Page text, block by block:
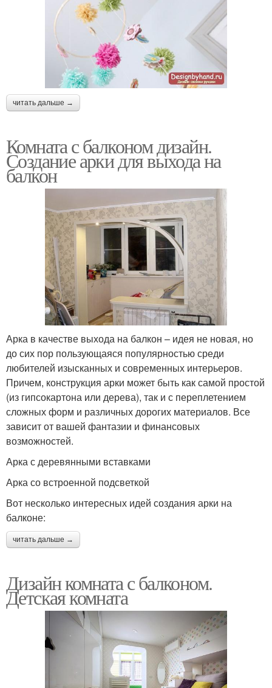
читать дальше →
Комната с балконом дизайн.
Создание арки для выхода на
балкон
Арка в качестве выхода на балкон – идея не новая, но
до сих пор пользующаяся популярностью среди
любителей изысканных и современных интерьеров.
Причем, конструкция арки может быть как самой простой
(из гипсокартона или дерева), так и с переплетением
сложных форм и различных дорогих материалов. Все
зависит от вашей фантазии и финансовых
возможностей.
Арка с деревянными вставками
Арка со встроенной подсветкой
Вот несколько интересных идей создания арки на
балконе:
читать дальше →
Дизайн комната с балконом.
Детская комната